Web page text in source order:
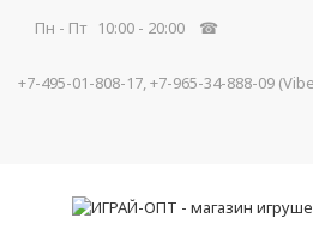
Пн - Пт 10:00 - 20:00 ☎
+7-495-01-808-17, +7-965-34-888-09